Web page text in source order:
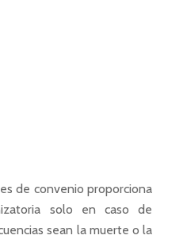
de convenio proporciona
solo en caso de
sean la muerte o la